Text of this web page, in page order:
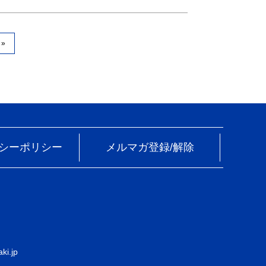
»
ーポリシー メルマガ登録/解除